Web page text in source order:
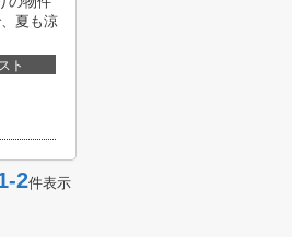
夏も涼
ト
2件表示